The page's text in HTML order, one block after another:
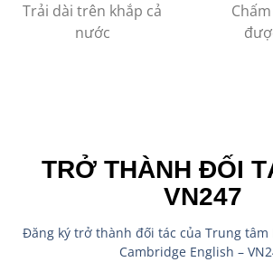
Trải dài trên khắp cả
nước
TRỞ THÀNH ĐỐI
VN247
Đăng ký trở thành đối tác của Trung tâm
Cambridge English –